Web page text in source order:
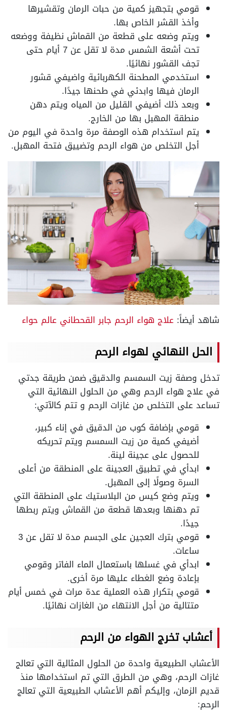
قومي بتجهيز كمية من حبات الرمان وتقشيرها
وأخذ القشر الخاص بها.
ويتم وضعه على قطعة من القماش نظيفة ووضعه
تحت أشعة الشمس مدة لا تقل عن 7 أيام حتى
تجف القشور نهائيًا.
استخدمي المطحنة الكهربائية واضيفي قشور
الرمان فيها وابدئي في طحنها جيدًا.
وبعد ذلك أضيفي القليل من المياه ويتم دهن
منطقة المهبل بها من الخارج.
يتم استخدام هذه الوصفة مرة واحدة في اليوم من
أجل التخلص من هواء الرحم وتضييق فتحة المهبل.
شاهد أيضاً: علاج هواء الرحم جابر القحطاني عالم حواء
الحل النهائي لهواء الرحم
تدخل وصفة زيت السمسم والدقيق ضمن طريقة جدتي
في علاج هواء الرحم وهي من الحلول النهائية التي
تساعد على التخلص من غازات الرحم و تتم كالآتي:
قومي بإضافة كوب من الدقيق في إناء كبير،
أضيفي كمية من زيت السمسم ويتم تحريكه
للحصول على عجينة لينة.
ابدأي في تطبيق العجينة على المنطقة من أعلى
السرة وصولًا إلى المهبل.
ويتم وضع كيس من البلاستيك على المنطقة التي
تم دهنها وبعدها قطعة من القماش ويتم ربطها
جيدًا.
قومي بترك العجين على الجسم مدة لا تقل عن 3
ساعات.
ابدأي في غسلها باستعمال الماء الفاتر وقومي
بإعادة وضع الغطاء عليها مرة أخرى.
قومي بتكرار هذه العملية عدة مرات في خمس أيام
متتالية من أجل الانتهاء من الغازات نهائيًا.
أعشاب تخرج الهواء من الرحم
الأعشاب الطبيعية واحدة من الحلول المثالية التي تعالج
غازات الرحم، وهي من الطرق التي تم استخدامها منذ
قديم الزمان، وإليكم أهم الأعشاب الطبيعية التي تعالج
الرحم: